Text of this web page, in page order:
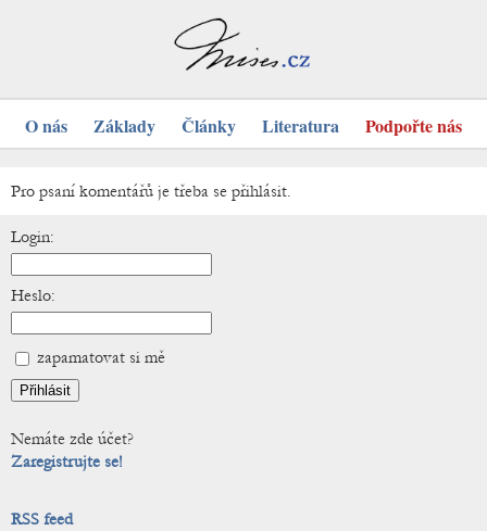
O nás Základy Články Literatura Podpořte nás
Pro psaní komentářů je třeba se přihlásit.
Login:
Heslo:
zapamatovat si mě
Nemáte zde účet?
Zaregistrujte se!
RSS feed